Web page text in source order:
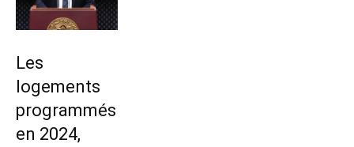
Les
logements
programmés
en 2024,